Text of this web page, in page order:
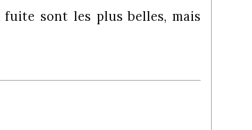
sont les plus belles, mais